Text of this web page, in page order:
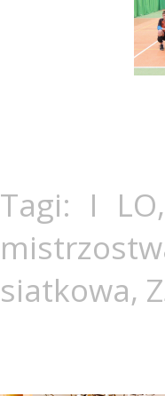
Tagi: I LO
siatkowa,